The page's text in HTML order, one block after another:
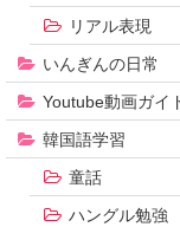
リアル表現
いんぎんの日常
Youtube動画ガイ
韓国語学習
童話
ハングル勉強